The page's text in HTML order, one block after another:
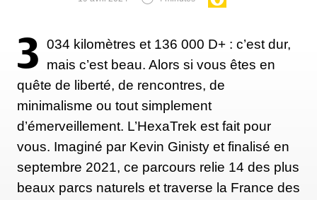
histoire humaine universelle ne parlant pas
de la façon dont l’aventure nous change, de la façon
dont nous parvenons à supporter ce que nous
pensions pas pouvoir surmonter."
Passer l’amour de la randonnée
à mes enfants
3 034 kilomètres et 136 000 D+ : c’est dur,
mais c’est beau. Alors si vous êtes en
quête de liberté, de rencontres, de
minimalisme ou tout simplement
d’émerveillement. L’HexaTrek est fait pour
vous. Imaginé par Kevin Ginisty et finalisé en
septembre 2021, ce parcours relie 14 des plus
beaux parcs naturels et traverse la France des